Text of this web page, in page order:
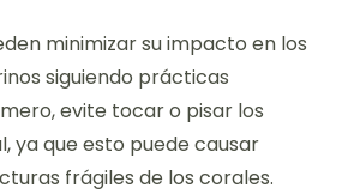
minimizar su impacto en los
siguiendo prácticas
evite tocar o pisar los
ya que esto puede causar
frágiles de los corales.